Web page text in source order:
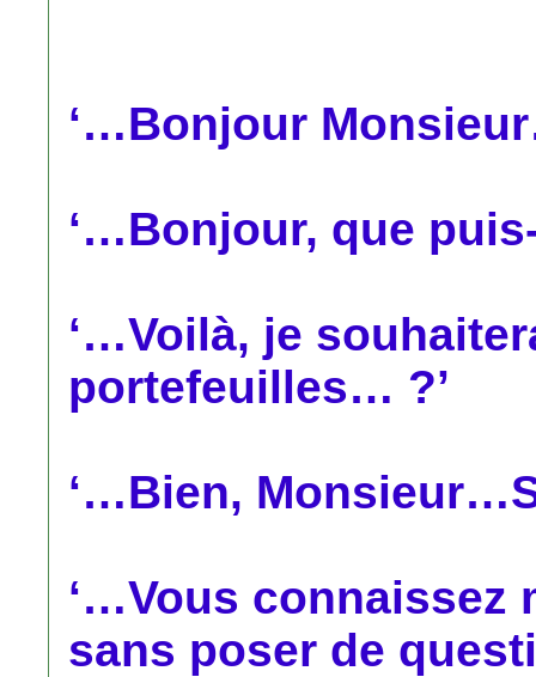
‘…Bonjour
‘…Bonjour, que
‘…Voilà, je
portefeuilles… ?’
‘…Bien,
‘…Vous connaissez
sans poser de